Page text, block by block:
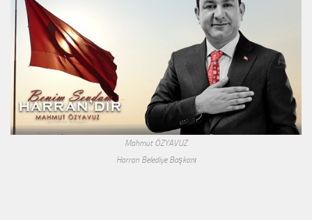
Mahmut ÖZYAVUZ
Harran Belediye Başkanı